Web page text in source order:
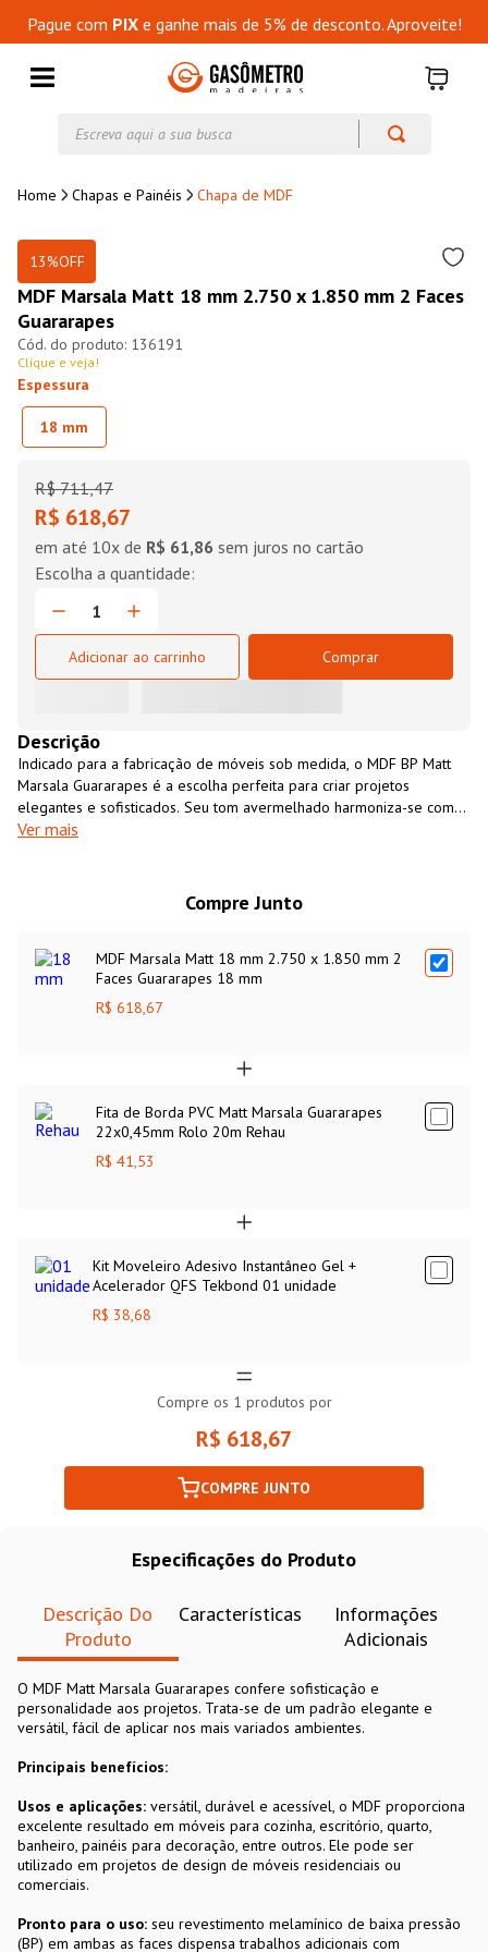
Pague com PIXe ganhe mais de 5% de desconto. Aproveite!
Chapas e Painéis Chapa de MDF
13%OFF
MDF Marsala Matt 18 mm 2.750 x 1.850 mm 2 Faces
Guararapes
136191
Clique e veja!
Espessura
18 mm
R$ 711,47
R$ 618,67
em até 10x de R$ 61,86 sem juros no cartão
Adicionar ao carrinho Comprar
Descrição
Indicado para a fabricação de móveis sob medida, o MDF BP Matt
Marsala Guararapes é a escolha perfeita para criar projetos
elegantes e sofisticados. Seu tom avermelhado harmoniza-se com
diversas cores e padrões.
Ver mais
Compre Junto
MDF Marsala Matt 18 mm 2.750 x 1.850 mm 2
Faces Guararapes 18 mm
R$ 618,67
Fita de Borda PVC Matt Marsala Guararapes
22x0,45mm Rolo 20m Rehau
R$ 41,53
Kit Moveleiro Adesivo Instantâneo Gel +
Acelerador QFS Tekbond 01 unidade
R$ 38,68
Compre os 1 produtos por
R$ 618,67
COMPRE JUNTO
Especificações do Produto
Descrição Do
Produto
Características
Informações
Adicionais
O MDF Matt Marsala Guararapes confere sofisticação e
personalidade aos projetos. Trata-se de um padrão elegante e
versátil, fácil de aplicar nos mais variados ambientes.
Principais benefícios:
Usos e aplicações: versátil, durável e acessível, o MDF proporciona
excelente resultado em móveis para cozinha, escritório, quarto,
banheiro, painéis para decoração, entre outros. Ele pode ser
utilizado em projetos de design de móveis residenciais ou
comerciais.
Pronto para o uso: seu revestimento melamínico de baixa pressão
(BP) em ambas as faces dispensa trabalhos adicionais com